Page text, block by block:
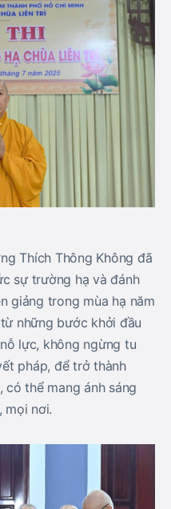
Thích Thông Không đã
sự trường hạ và đánh
giảng trong mùa hạ năm
những bước khởi đầu
lực, không ngừng tu
pháp, để trở thành
thể mang ánh sáng
mọi nơi.